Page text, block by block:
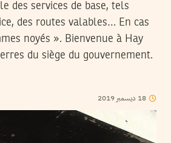
des services de base, tels
des routes valables… En cas
noyés ». Bienvenue à Hay
du siège du gouvernement.
18 ديسمبر 2019